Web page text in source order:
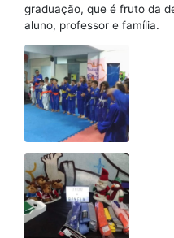
graduação, que é fruto da
aluno, professor e família.